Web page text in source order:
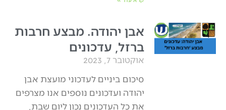
אבן יהודה. מבצע חרבות
ברזל, עדכונים
אוקטובר 7, 2023
סיכום ביניים לעדכוני מועצת אבן
יהודה ועדכונים נוספים אנו מצרפים
את כל העדכונים נכון ליום שבת,